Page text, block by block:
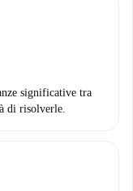
significative tra
di risolverle.